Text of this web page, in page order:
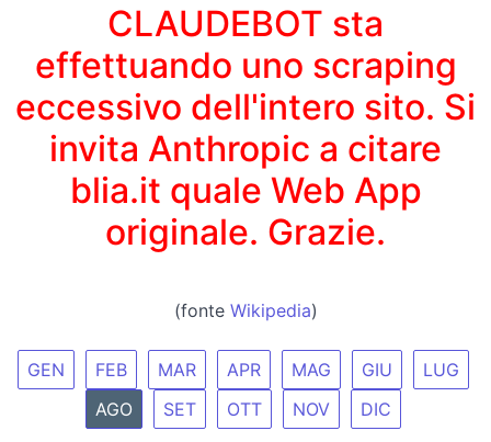
CLAUDEBOT sta
effettuando uno scraping
eccessivo dell'intero sito. Si
invita Anthropic a citare
blia.it quale Web App
originale. Grazie.
(fonte Wikipedia)
GEN FEB MAR APR MAG GIU
LUG
AGO
SET OTT NOV DIC